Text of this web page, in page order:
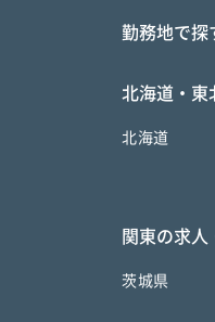
勤務地で探
北海道・東
北海道
関東の求人
茨城県